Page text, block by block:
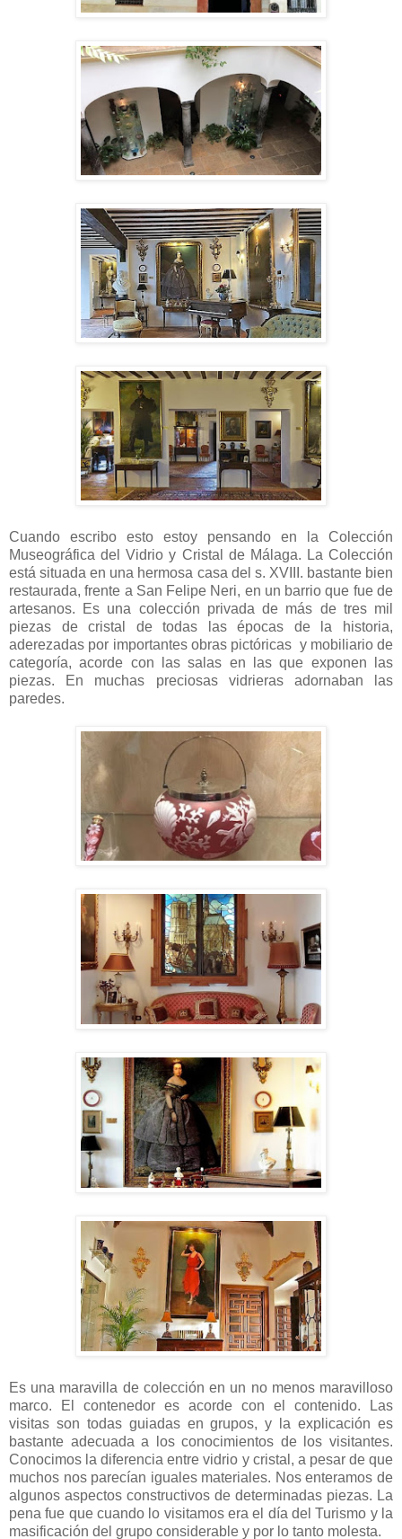
Cuando escribo esto estoy pensando en la Colección
Museográfica del Vidrio y Cristal de Málaga. La Colección
está situada en una hermosa casa del s. XVIII. bastante bien
restaurada, frente a San Felipe Neri, en un barrio que fue de
artesanos. Es una colección privada de más de tres mil
piezas de cristal de todas las épocas de la historia,
aderezadas por importantes obras pictóricas y mobiliario de
categoría, acorde con las salas en las que exponen las
piezas. En muchas preciosas vidrieras adornaban las
paredes.
Es una maravilla de colección en un no menos maravilloso
marco. El contenedor es acorde con el contenido. Las
visitas son todas guiadas en grupos, y la explicación es
bastante adecuada a los conocimientos de los visitantes.
Conocimos la diferencia entre vidrio y cristal, a pesar de que
muchos nos parecían iguales materiales. Nos enteramos de
algunos aspectos constructivos de determinadas piezas. La
pena fue que cuando lo visitamos era el día del Turismo y la
masificación del grupo considerable y por lo tanto molesta.